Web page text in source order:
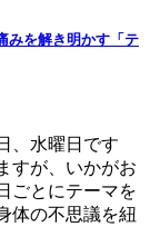
みを解き明かす「テ
、水曜日です
すが、いかがお
ごとにテーマを
体の不思議を紐